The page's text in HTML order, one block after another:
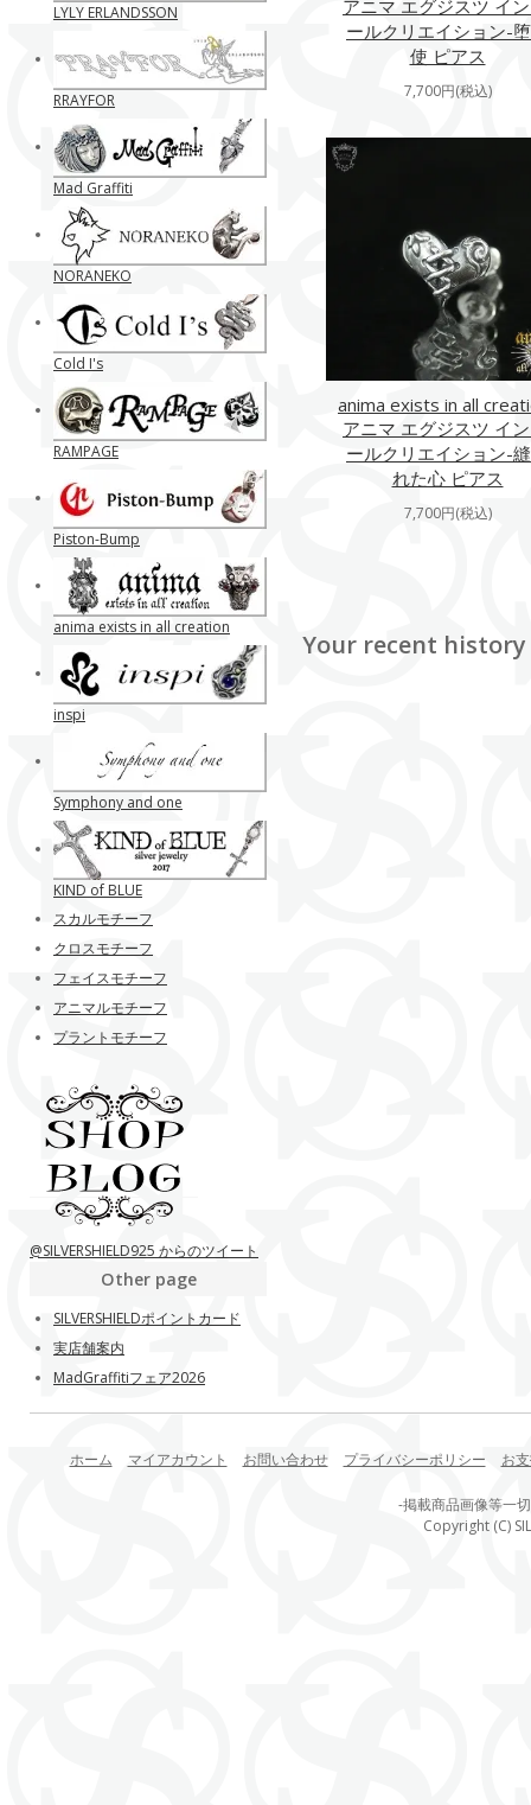
アニマ エグジスツ イ
ールクリエイション-
使 ピアス
7,700円(税込)
anima exists in all
アニマ エグジスツ イ
ールクリエイション-
れた心 ピアス
7,700円(税込)
Your recent history
LYLY ERLANDSSON
RRAYFOR
Mad Graffiti
NORANEKO
Cold I's
RAMPAGE
Piston-Bump
anima exists in all creation
inspi
Symphony and one
KIND of BLUE
スカルモチーフ
クロスモチーフ
フェイスモチーフ
アニマルモチーフ
プラントモチーフ
@SILVERSHIELD925 からのツイート
Other page
SILVERSHIELDポイントカード
実店舗案内
MadGraffitiフェア2026
ホーム マイアカウント お問い合わせ プライバシーポリシー お
-掲載商品画像等一
Copyright (C)